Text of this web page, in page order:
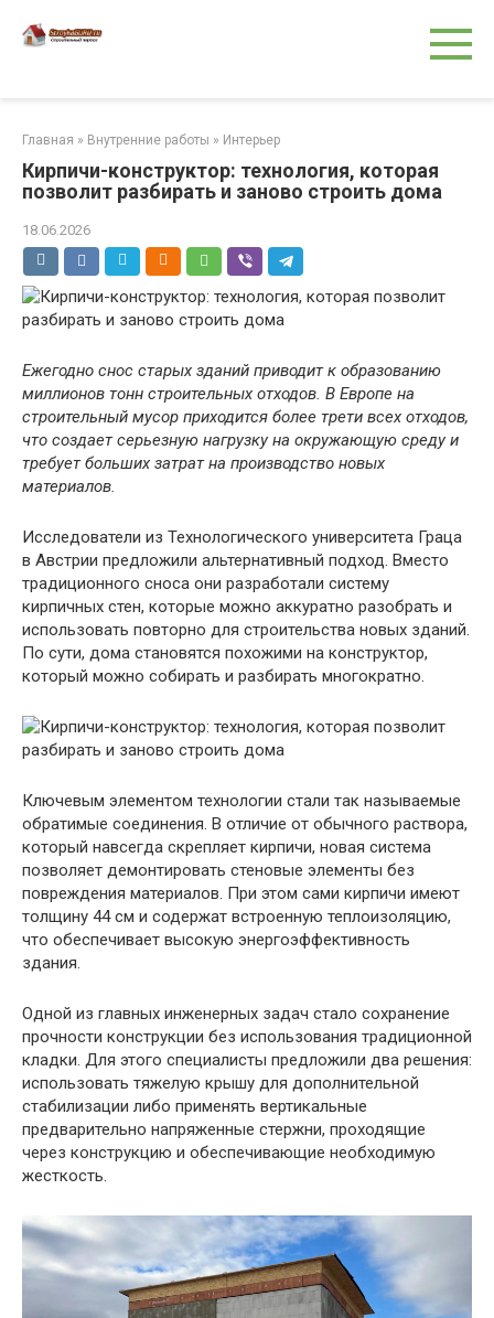
Главная » Внутренние работы » Интерьер
Кирпичи-конструктор: технология, которая
позволит разбирать и заново строить дома
18.06.2026
Ежегодно снос старых зданий приводит к образованию
миллионов тонн строительных отходов. В Европе на
строительный мусор приходится более трети всех отходов,
что создает серьезную нагрузку на окружающую среду и
требует больших затрат на производство новых
материалов.
Исследователи из Технологического университета Граца
в Австрии предложили альтернативный подход. Вместо
традиционного сноса они разработали систему
кирпичных стен, которые можно аккуратно разобрать и
использовать повторно для строительства новых зданий.
По сути, дома становятся похожими на конструктор,
который можно собирать и разбирать многократно.
Ключевым элементом технологии стали так называемые
обратимые соединения. В отличие от обычного раствора,
который навсегда скрепляет кирпичи, новая система
позволяет демонтировать стеновые элементы без
повреждения материалов. При этом сами кирпичи имеют
толщину 44 см и содержат встроенную теплоизоляцию,
что обеспечивает высокую энергоэффективность
здания.
Одной из главных инженерных задач стало сохранение
прочности конструкции без использования традиционной
кладки. Для этого специалисты предложили два решения:
использовать тяжелую крышу для дополнительной
стабилизации либо применять вертикальные
предварительно напряженные стержни, проходящие
через конструкцию и обеспечивающие необходимую
жесткость.